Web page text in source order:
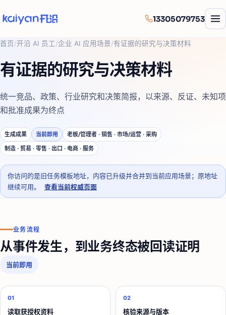
13305079753
首页/开沿 AI 员工/企业 AI 应用场景/有证据的研究与决策材料
有证据的研究与决策材料
统一竞品、政策、行业研究和决策简报，以来源、反证、未知项
和批准成果为终点
生成成果 当前即用
老板/管理者 · 销售 · 市场/运营 · 采购
制造 · 贸易 · 零售 · 出口 · 电商 · 服务
你访问的是旧任务模板地址，内容已升级并合并到当前应用场景；原地址
继续可用。
查看当前权威页面
业务流程
从事件发生，到业务终态被回读证明
当前即用
01
读取获授权资料
02
核验来源与版本